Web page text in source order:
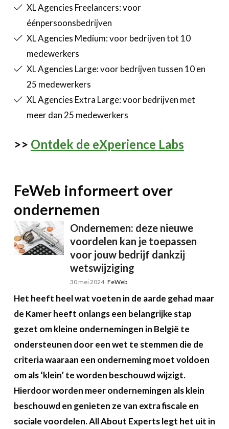
XL Agencies Freelancers: voor
éénpersoonsbedrijven
XL Agencies Medium: voor bedrijven tot 10
medewerkers
XL Agencies Large: voor bedrijven tussen 10 en
25 medewerkers
XL Agencies Extra Large: voor bedrijven met
meer dan 25 medewerkers
>> Ontdek de eXperience Labs
FeWeb informeert over
ondernemen
Ondernemen: deze nieuwe
voordelen kan je toepassen
voor jouw bedrijf dankzij
wetswijziging
30 mei 2024 FeWeb
Het heeft heel wat voeten in de aarde gehad maar
de Kamer heeft onlangs een belangrijke stap
gezet om kleine ondernemingen in België te
ondersteunen door een wet te stemmen die de
criteria waaraan een onderneming moet voldoen
om als ‘klein’ te worden beschouwd wijzigt.
Hierdoor worden meer ondernemingen als klein
beschouwd en genieten ze van extra fiscale en
sociale voordelen. All About Experts legt het uit in